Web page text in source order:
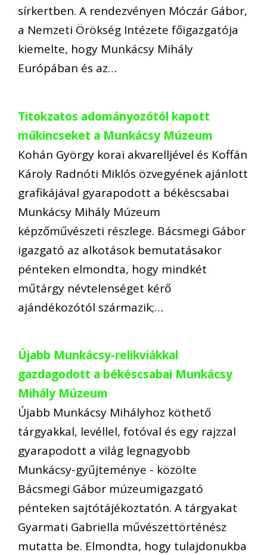
sírkertben. A rendezvényen Móczár Gábor,
a Nemzeti Örökség Intézete főigazgatója
kiemelte, hogy Munkácsy Mihály
Európában és az…
Titokzatos adományozótól kapott
műkincseket a Munkácsy Múzeum
Kohán György korai akvarelljével és Koffán
Károly Radnóti Miklós özvegyének ajánlott
grafikájával gyarapodott a békéscsabai
Munkácsy Mihály Múzeum
képzőművészeti részlege. Bácsmegi Gábor
igazgató az alkotások bemutatásakor
pénteken elmondta, hogy mindkét
műtárgy névtelenséget kérő
ajándékozótól származik;…
Újabb Munkácsy-relikviákkal
gazdagodott a békéscsabai Munkácsy
Mihály Múzeum
Újabb Munkácsy Mihályhoz köthető
tárgyakkal, levéllel, fotóval és egy rajzzal
gyarapodott a világ legnagyobb
Munkácsy-gyűjteménye - közölte
Bácsmegi Gábor múzeumigazgató
pénteken sajtótájékoztatón. A tárgyakat
Gyarmati Gabriella művészettörténész
mutatta be. Elmondta, hogy tulajdonukba